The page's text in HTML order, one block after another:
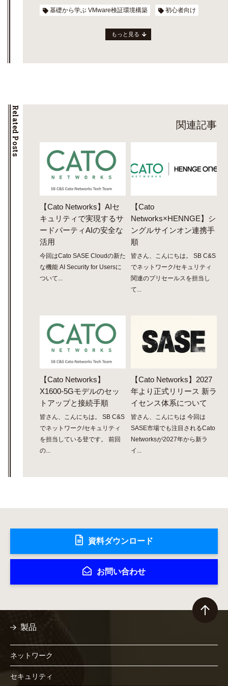
基礎から学ぶ VMware検証環境構築 初心者向け
もっと見る
Related Posts 関連記事
【Cato Networks】AIセ
キュリティで実現するサ
ードパーティAIの安全な
活用
今回はCato SASE Cloudの新た
な機能 AI Security for Usersに
ついて...
【Cato
Networks×HENNGE】シ
ングルサインオン連携手
順
皆さん、こんにちは。 SB C&S
でネットワーク/セキュリティ
関連のプリセールスを担当し
て...
【Cato Networks】
X1600-5Gモデルのセッ
トアップと接続手順
皆さん、こんにちは。 SB C&S
でネットワーク/セキュリティ
を担当している登です。 前回
の...
【Cato Networks】2027
年より正式リリース 新ラ
イセンス体系について
皆さん、こんにちは 今回は
SASE市場でも注目されるCato
Networksが2027年から新ラ
イ...
資料ダウンロード
お問い合わせ
製品
ネットワーク
セキュリティ